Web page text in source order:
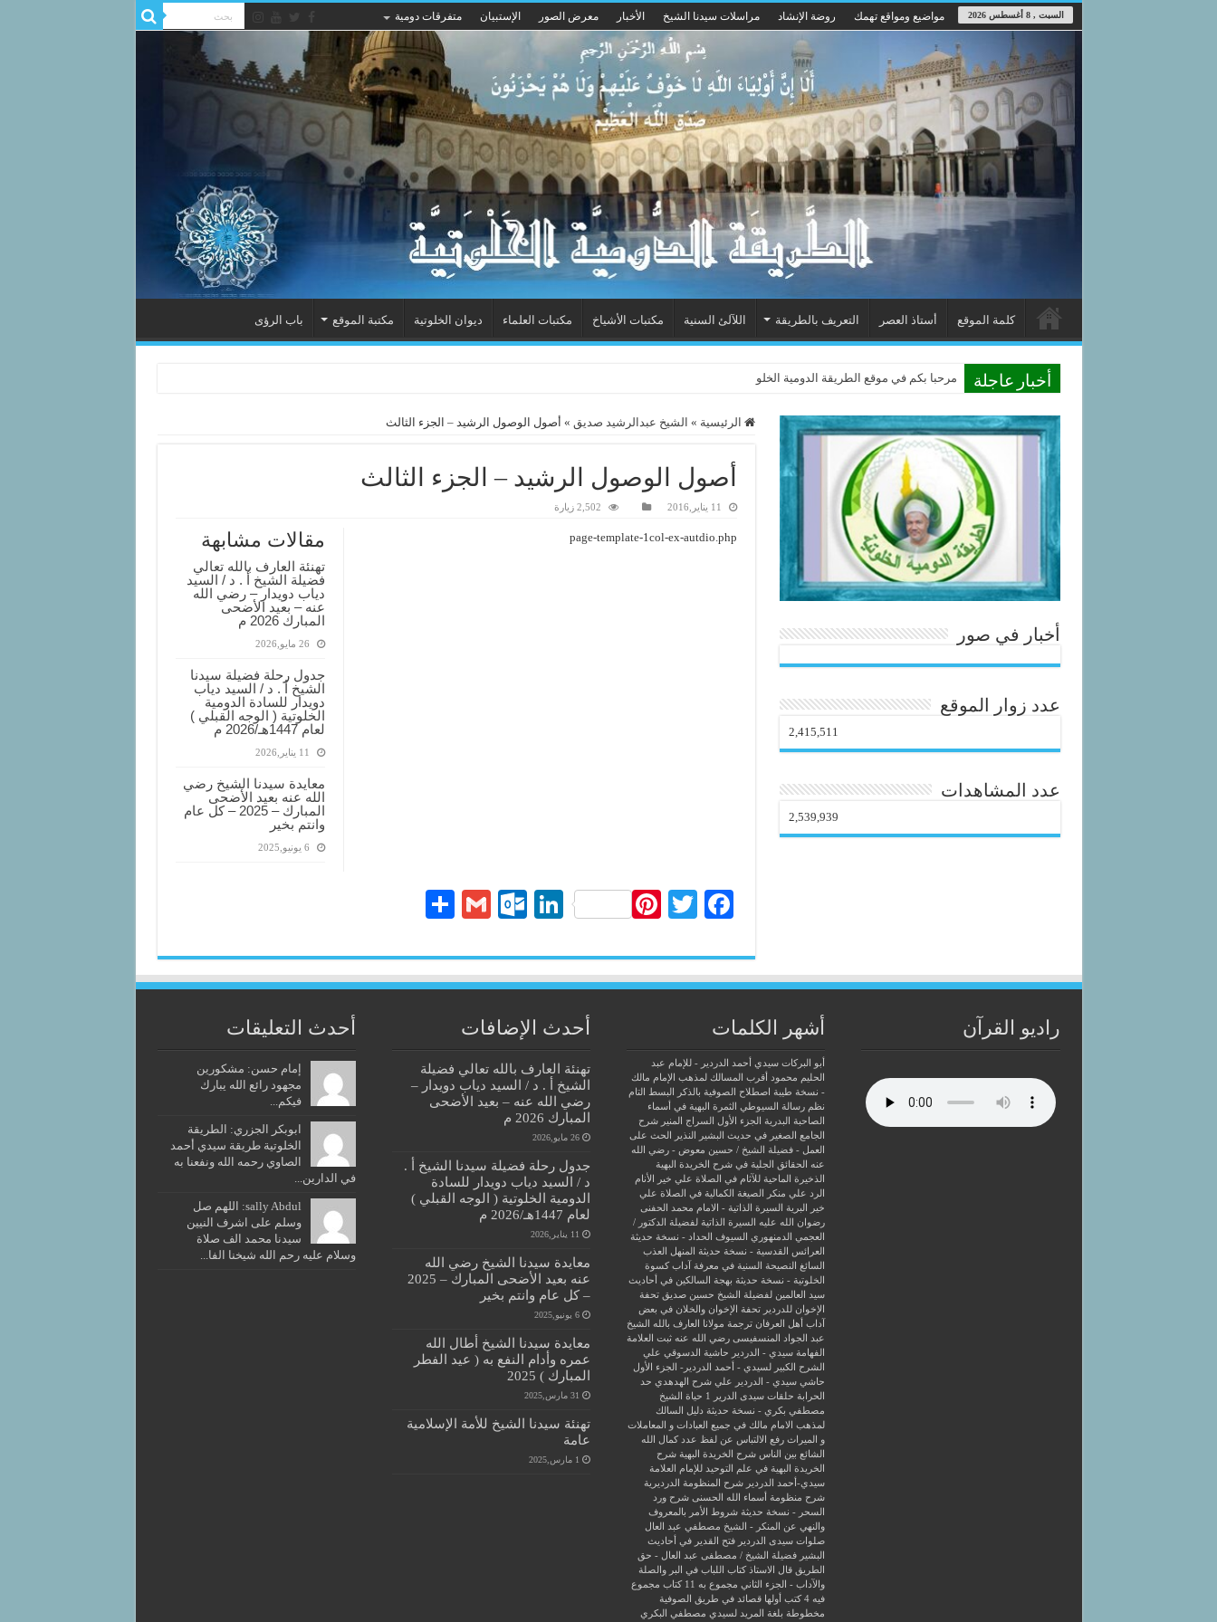
السبت , 8 أغسطس 2026 مواضيع ومواقع تهمك روضة الإنشاد مراسلات سيدنا الشيخ الأخبار معرض الصور الإستبيان متفرقات دومية
كلمة الموقع أستاذ العصر التعريف بالطريقة اللآلئ السنية مكتبات الأشياخ مكتبات العلماء ديوان الخلوتية مكتبة الموقع باب الرؤى
أخبار عاجلة مرحبا بكم في موقع الطريقة الدومية الخلوتية بشكله الجديد
الرئيسية » الشيخ عبدالرشيد صديق » أصول الوصول الرشيد – الجزء الثالث
أصول الوصول الرشيد – الجزء الثالث
11 يناير,2016 2,502 زيارة
مقالات مشابهة
تهنئة العارف بالله تعالي
فضيلة الشيخ أ . د / السيد
دياب دويدار – رضي الله
عنه – بعيد الأضحى
المبارك 2026 م
26 مايو,2026
جدول رحلة فضيلة سيدنا
الشيخ أ . د / السيد دياب
دويدار للسادة الدومية
الخلوتية ( الوجه القبلي )
لعام 1447هـ/2026 م
11 يناير,2026
معايدة سيدنا الشيخ رضي
الله عنه بعيد الأضحى
المبارك – 2025 – كل عام
وانتم بخير
6 يونيو,2025
page-template-1col-ex-autdio.php
Fa
bo
ok
T
tte
r
er
es
Li
ed
In
O
lo
ok
.c
o
m
G
ail
re
أخبار في صور
عدد زوار الموقع
2,415,511
عدد المشاهدات
2,539,939
راديو القرآن أشهر الكلمات
أبو البركات سيدي أحمد الدردير - للإمام عبد
الحليم محمود
أقرب المسالك لمذهب الإمام مالك
- نسخة طيبة اصطلاح الصوفية بالذكر
البسط التام
نظم رسالة السيوطي
الثمرة البهية في أسماء
الصاحبة البدرية
الجزء الأول السراج المنير شرح
الجامع الصغير في حديث البشير النذير
الحث على
العمل - فضيلة الشيخ / حسين معوض - رضي الله
عنه
الحقائق الجلية في شرح الخريدة البهية
الذخيرة الماحية للآثام في الصلاة علي خير الأنام
الرد علي منكر الصيغة الكمالية في الصلاة علي
خير البرية
السيرة الذاتية - الامام محمد الحفنى
رضوان الله عليه
السيرة الذاتية لفضيلة الدكتور /
العجمي الدمنهوري
السيوف الحداد - نسخة حديثة
العرائس القدسية - نسخة حديثة
المنهل العذب
السائغ
النصيحة السنية في معرفة آداب كسوة
الخلوتية - نسخة حديثة بهجة السالكين في أحاديث
سيد العالمين لفضيلة الشيخ حسين صديق
تحفة
الإخوان للدردير تحفة الإخوان والخلان في بعض
آداب أهل العرفان ترجمة مولانا العارف بالله الشيخ
عبد الجواد المنسفيسى رضي الله عنه ثبت العلامة
الفهامة سيدي - الدردير
حاشية الدسوقي علي
الشرح الكبير لسيدي - أحمد الدردير- الجزء الأول
حاشي سيدي - الدردير علي شرح الهدهدي حد
الحرابة حلقات سيدى الدرير 1
حياة الشيخ
مصطفي بكري - نسخة حديثة دليل السالك
لمذهب الامام مالك في جميع العبادات و المعاملات
و الميراث رفع الالتباس عن لفظ عدد كمال الله
الشائع بين الناس شرح الخريدة البهية شرح
الخريدة البهية في علم التوحيد للإمام العلامة
سيدي-أحمد الدردير شرح المنظومة الدرديرية
شرح منظومة أسماء الله الحسنى شرح ورد
السحر - نسخة حديثة شروط الأمر بالمعروف
والنهي عن المنكر - الشيخ مصطفي عبد العال
صلوات سيدى الدردير فتح القدير في أحاديث
البشير فضيلة الشيخ / مصطفى عبد العال - حق
الطريق
قال الاستاذ كتاب اللباب في البر والصلة
والآداب - الجزء الثاني مجموع به 11 كتاب
مجموع
فيه 4 كتب أولها قصائد في طريق الصوفية
مخطوطة بلغة المريد لسيدي مصطفي البكري
أحدث الإضافات
تهنئة العارف بالله تعالي فضيلة
الشيخ أ . د / السيد دياب دويدار –
رضي الله عنه – بعيد الأضحى
المبارك 2026 م
26 مايو,2026
جدول رحلة فضيلة سيدنا الشيخ أ .
د / السيد دياب دويدار للسادة
الدومية الخلوتية ( الوجه القبلي )
لعام 1447هـ/2026 م
11 يناير,2026
معايدة سيدنا الشيخ رضي الله
عنه بعيد الأضحى المبارك – 2025
– كل عام وانتم بخير
6 يونيو,2025
معايدة سيدنا الشيخ أطال الله
عمره وأدام النفع به ( عيد الفطر
المبارك ) 2025
31 مارس,2025
تهنئة سيدنا الشيخ للأمة الإسلامية
عامة
1 مارس,2025
أحدث التعليقات
إمام حسن: مشكورين
مجهود رائع الله يبارك
فيكم...
ابوبكر الجزري: الطريقة
الخلوتية طريقة سيدي أحمد
الصاوي رحمه الله ونفعنا به
في الدارين...
sally Abdul: اللهم صل
وسلم على اشرف النيين
سيدنا محمد الف صلاة
وسلام عليه رحم الله شيخنا الفا...